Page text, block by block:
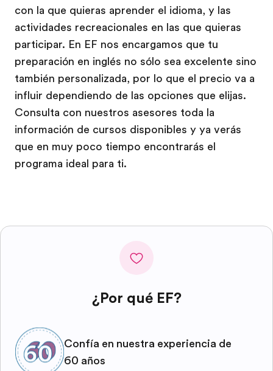
con la que quieras aprender el idioma, y las
actividades recreacionales en las que quieras
participar. En EF nos encargamos que tu
preparación en inglés no sólo sea excelente sino
también personalizada, por lo que el precio va a
influir dependiendo de las opciones que elijas.
Consulta con nuestros asesores toda la
información de cursos disponibles y ya verás
que en muy poco tiempo encontrarás el
programa ideal para ti.
¿Por qué EF?
Confía en nuestra experiencia de
60 años